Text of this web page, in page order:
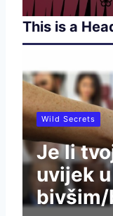
This is a
Wild Secrets
Je li
uvijek
bivšim/